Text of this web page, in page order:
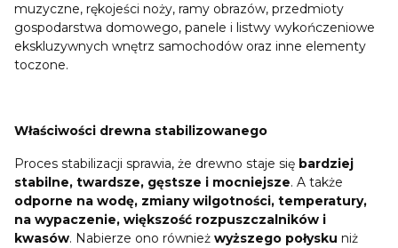
muzyczne, rękojeści noży, ramy obrazów, przedmioty
gospodarstwa domowego, panele i listwy wykończeniowe
ekskluzywnych wnętrz samochodów oraz inne elementy
toczone.
Właściwości drewna stabilizowanego
Proces stabilizacji sprawia, że drewno staje się bardziej
stabilne, twardsze, gęstsze i mocniejsze. A także
odporne na wodę, zmiany wilgotności, temperatury,
na wypaczenie, większość rozpuszczalników i
kwasów. Nabierze ono również wyższego połysku niż